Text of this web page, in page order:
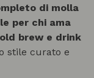
di molla
per chi ama
brew e drink
stile curato e